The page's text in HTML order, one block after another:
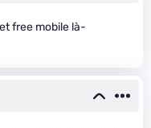
free mobile là-